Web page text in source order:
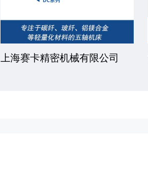
上海赛卡精密机械有限公司